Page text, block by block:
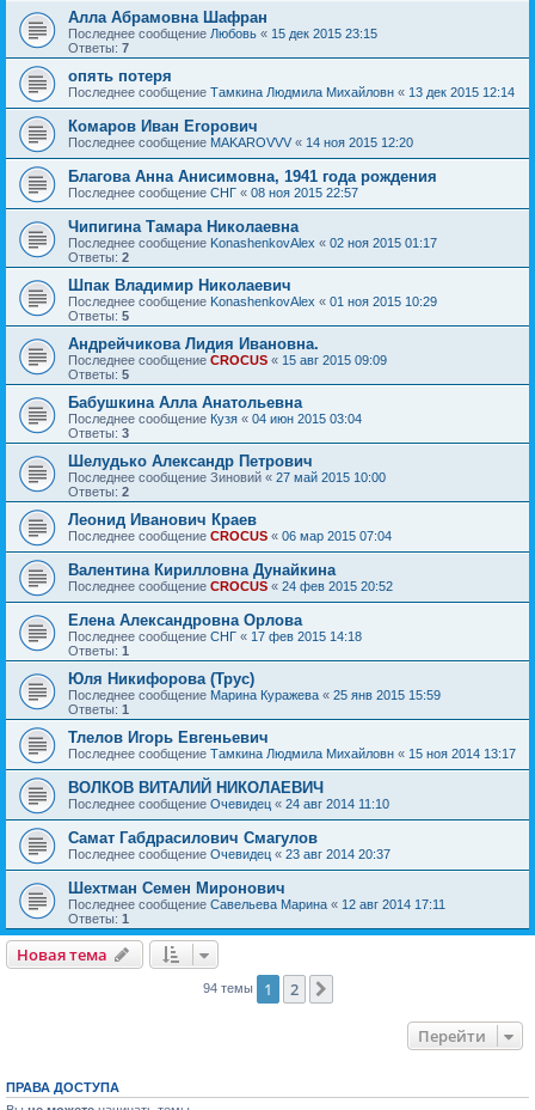
Алла Абрамовна Шафран
Последнее сообщение Любовь « 15 дек 2015 23:15
Ответы: 7
опять потеря
Последнее сообщение Тамкина Людмила Михайловн « 13 дек 2015 12:14
Комаров Иван Егорович
Последнее сообщение MAKAROVVV « 14 ноя 2015 12:20
Благова Анна Анисимовна, 1941 года рождения
Последнее сообщение СНГ « 08 ноя 2015 22:57
Чипигина Тамара Николаевна
Последнее сообщение KonashenkovAlex « 02 ноя 2015 01:17
Ответы: 2
Шпак Владимир Николаевич
Последнее сообщение KonashenkovAlex « 01 ноя 2015 10:29
Ответы: 5
Андрейчикова Лидия Ивановна.
Последнее сообщение CROCUS « 15 авг 2015 09:09
Ответы: 5
Бабушкина Алла Анатольевна
Последнее сообщение Кузя « 04 июн 2015 03:04
Ответы: 3
Шелудько Александр Петрович
Последнее сообщение Зиновий « 27 май 2015 10:00
Ответы: 2
Леонид Иванович Краев
Последнее сообщение CROCUS « 06 мар 2015 07:04
Валентина Кирилловна Дунайкина
Последнее сообщение CROCUS « 24 фев 2015 20:52
Елена Александровна Орлова
Последнее сообщение СНГ « 17 фев 2015 14:18
Ответы: 1
Юля Никифорова (Трус)
Последнее сообщение Марина Куражева « 25 янв 2015 15:59
Ответы: 1
Тлелов Игорь Евгеньевич
Последнее сообщение Тамкина Людмила Михайловн « 15 ноя 2014 13:17
ВОЛКОВ ВИТАЛИЙ НИКОЛАЕВИЧ
Последнее сообщение Очевидец « 24 авг 2014 11:10
Самат Габдрасилович Смагулов
Последнее сообщение Очевидец « 23 авг 2014 20:37
Шехтман Семен Миронович
Последнее сообщение Савельева Марина « 12 авг 2014 17:11
Ответы: 1
Новая тема
94 темы 1 2
Перейти
ПРАВА ДОСТУПА